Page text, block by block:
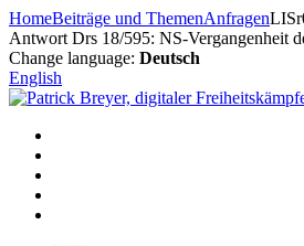
Zum
Inhalt
springen
HomeBeiträge und ThemenAnfragen
Antwort Drs 18/595: NS-Vergangenheit
Change language: Deutsch
English